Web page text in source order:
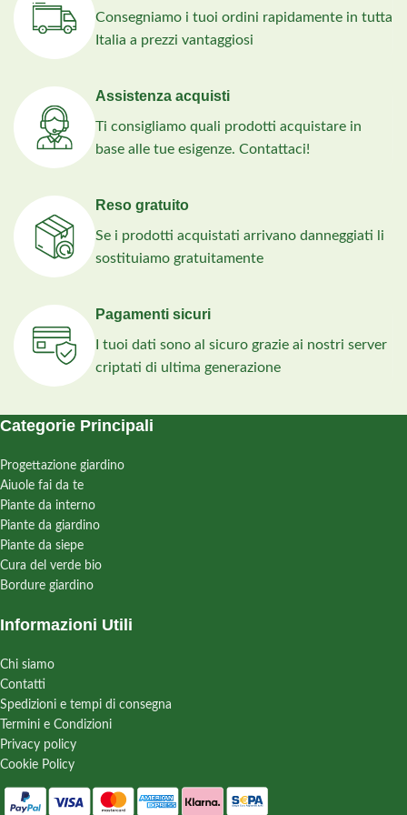
Consegniamo i tuoi ordini rapidamente in tutta
Italia a prezzi vantaggiosi
Assistenza acquisti
Ti consigliamo quali prodotti acquistare in
base alle tue esigenze. Contattaci!
Reso gratuito
Se i prodotti acquistati arrivano danneggiati li
sostituiamo gratuitamente
Pagamenti sicuri
I tuoi dati sono al sicuro grazie ai nostri server
criptati di ultima generazione
Categorie Principali
Progettazione giardino
Aiuole fai da te
Piante da interno
Piante da giardino
Piante da siepe
Cura del verde bio
Bordure giardino
Informazioni Utili
Chi siamo
Contatti
Spedizioni e tempi di consegna
Termini e Condizioni
Privacy policy
Cookie Policy